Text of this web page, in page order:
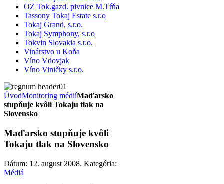
OZ Tok.gazd. pivnice M.Tŕňa
Tassony Tokaj Estate s.r.o
Tokaj Grand, s.r.o.
Tokaj Symphony, s.r.o
Tokvin Slovakia s.r.o.
Vinárstvo u Koňa
Víno Vdovjak
Víno Viničky s.r.o.
ÚvodMonitoring médiíMaďarsko
stupňuje kvôli Tokaju tlak na
Slovensko
Maďarsko stupňuje kvôli
Tokaju tlak na Slovensko
Dátum: 12. august 2008. Kategória:
Médiá